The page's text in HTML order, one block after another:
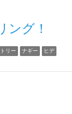
ング！
トリー ナギー ヒデ